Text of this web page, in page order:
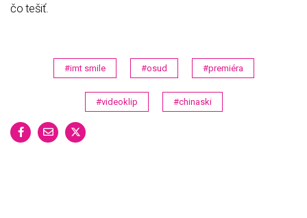
čo tešiť.
#imt smile #osud #premiéra
#videoklip #chinaski